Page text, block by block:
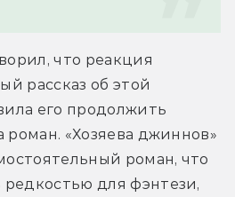
что реакция
рассказ об этой
его продолжить
роман. «Хозяева джиннов»
роман, что
для фэнтези,